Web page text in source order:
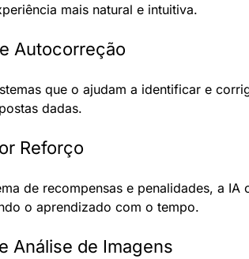
mais natural e intuitiva.
Autocorreção
que o ajudam a identificar e
dadas.
Reforço
de recompensas e penalidades, a IA
o aprendizado com o tempo.
Análise de Imagens